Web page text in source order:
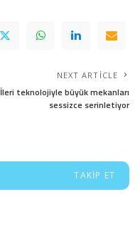
NEXT ARTICLE
İleri teknolojiyle büyük mekanları
sessizce serinletiyor
TAKIP ET